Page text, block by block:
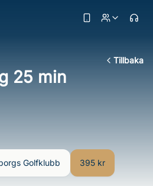
Tillbaka
25 min
Golfklubb 395 kr